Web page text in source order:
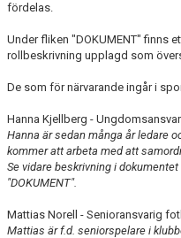
BILDGALLERI
VÅRA LAG/TRÄNARE
MATCHER
VÅRA SPONSORER
fördelas.
Under fliken "DOKUMENT" finns
rollbeskrivning upplagd som
De som för närvarande ingår i
Hanna Kjellberg -
Hanna är sedan många år ledare
kommer att arbeta med att
Se vidare beskrivning i
"DOKUMENT".
Mattias Norell - Senioransvarig
Mattias är f.d. seniorspelare i